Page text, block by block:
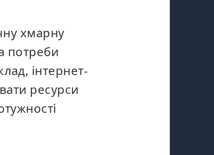
хмарну
потреби
інтернет-
ресурси